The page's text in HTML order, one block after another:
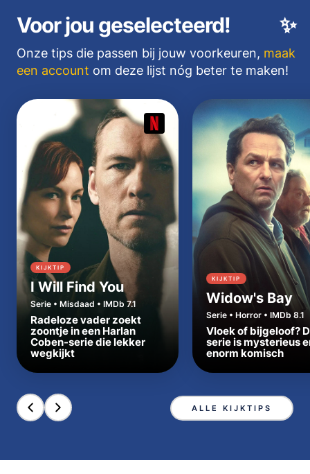
✨
Voor jou geselecteerd!
Onze tips die passen bij jouw voorkeuren, maak
een account om deze lijst nóg beter te maken!
KIJKTIP
I Will Find You
Serie • Misdaad • IMDb 7.1
Radeloze vader zoekt
zoontje in een Harlan
Coben-serie die lekker
wegkijkt
KIJKTIP
Widow's Bay
Serie • Horror • IMDb 8.1
Vloek of bijgeloof?
serie is mysterieus
enorm komisch
ALLE KIJKTIPS